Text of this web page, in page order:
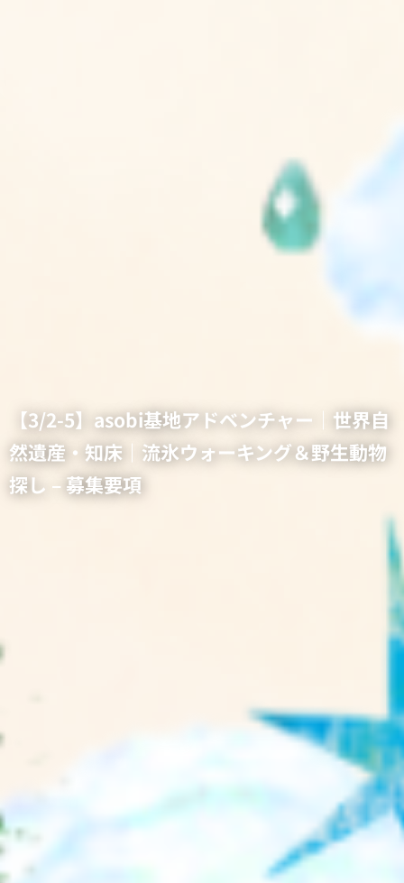
【3/2-5】asobi基地アドベンチャー｜世界自
然遺産・知床｜流氷ウォーキング＆野生動物
探し – 募集要項